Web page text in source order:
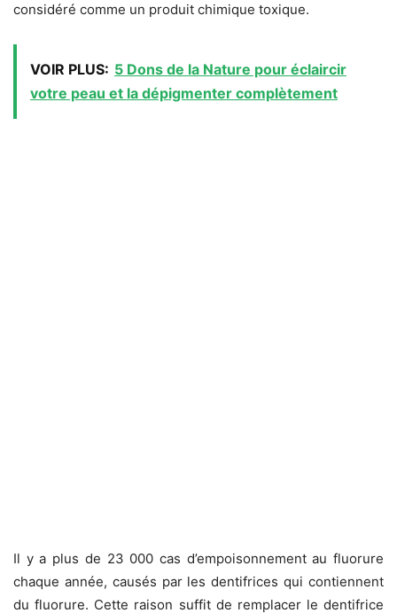
considéré comme un produit chimique toxique.
VOIR PLUS: 5 Dons de la Nature pour éclaircir
votre peau et la dépigmenter complètement
Il y a plus de 23 000 cas d’empoisonnement au fluorure
chaque année, causés par les dentifrices qui contiennent
du fluorure. Cette raison suffit de remplacer le dentifrice